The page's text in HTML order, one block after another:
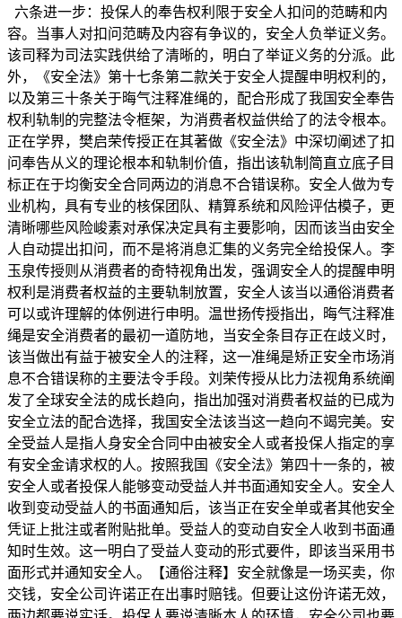
六条进一步：投保人的奉告权利限于安全人扣问的范畴和内
容。当事人对扣问范畴及内容有争议的，安全人负举证义务。
该司释为司法实践供给了清晰的，明白了举证义务的分派。此
外，《安全法》第十七条第二款关于安全人提醒申明权利的，
以及第三十条关于晦气注释准绳的，配合形成了我国安全奉告
权利轨制的完整法令框架，为消费者权益供给了的法令根本。
正在学界，樊启荣传授正在其著做《安全法》中深切阐述了扣
问奉告从义的理论根本和轨制价值，指出该轨制简直立底子目
标正在于均衡安全合同两边的消息不合错误称。安全人做为专
业机构，具有专业的核保团队、精算系统和风险评估模子，更
清晰哪些风险峻素对承保决定具有主要影响，因而该当由安全
人自动提出扣问，而不是将消息汇集的义务完全给投保人。李
玉泉传授则从消费者的奇特视角出发，强调安全人的提醒申明
权利是消费者权益的主要轨制放置，安全人该当以通俗消费者
可以或许理解的体例进行申明。温世扬传授指出，晦气注释准
绳是安全消费者的最初一道防地，当安全条目存正在歧义时，
该当做出有益于被安全人的注释，这一准绳是矫正安全市场消
息不合错误称的主要法令手段。刘荣传授从比力法视角系统阐
发了全球安全法的成长趋向，指出加强对消费者权益的已成为
安全立法的配合选择，我国安全法该当这一趋向不竭完美。安
全受益人是指人身安全合同中由被安全人或者投保人指定的享
有安全金请求权的人。按照我国《安全法》第四十一条的，被
安全人或者投保人能够变动受益人并书面通知安全人。安全人
收到变动受益人的书面通知后，该当正在安全单或者其他安全
凭证上批注或者附贴批单。受益人的变动自安全人收到书面通
知时生效。这一明白了受益人变动的形式要件，即该当采用书
面形式并通知安全人。【通俗注释】安全就像是一场买卖，你
交钱，安全公司许诺正在出事时赔钱。但要让这份许诺无效，